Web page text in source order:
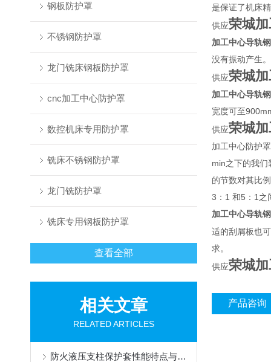
钢板防护罩
不锈钢防护罩
龙门铣床钢板防护罩
cnc加工中心防护罩
数控机床专用防护罩
铣床不锈钢防护罩
龙门铣防护罩
铣床专用钢板防护罩
查看全部
相关文章
RELATED ARTICLES
防火液压支柱保护套性能特点与阻燃防护应用
是保证了机床
供应荣城
加工中心导轨
没有振动产生。
供应荣城
加工中心导轨
宽度可至
供应荣城
加工中心防护
min之下的我
的节数对其比
3：1 和5：1之
加工中心导轨
适的刮屑板也
求。
供应荣城
产品咨询